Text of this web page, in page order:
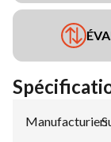
Manufacturier: